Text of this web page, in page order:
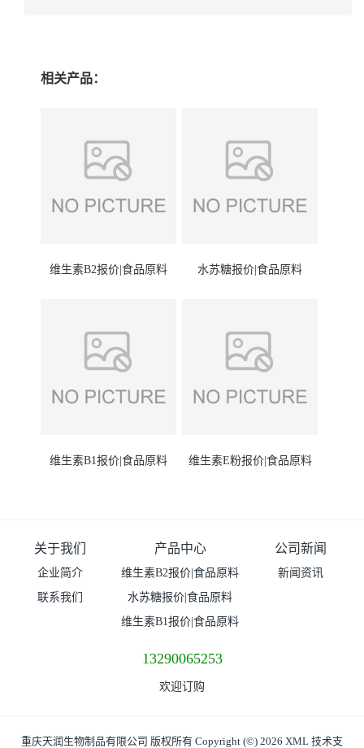
相关产品：
维生素B2报价|食品原料 水苏糖报价|食品原料
维生素B1报价|食品原料 维生素E粉报价|食品原料
关于我们
企业简介
联系我们
产品中心
维生素B2报价|食品原料
水苏糖报价|食品原料
维生素B1报价|食品原料
公司新闻
新闻资讯
13290065253
欢迎订购
重庆天润生物制品有限公司 版权所有 Copyright (©) 2026 XML 技术支